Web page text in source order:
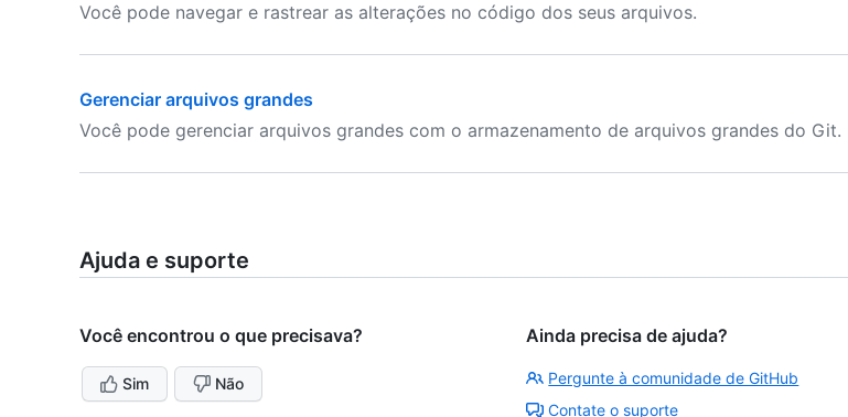
Você pode navegar e rastrear as alterações no código dos seus arquivos.
Gerenciar arquivos grandes
Você pode gerenciar arquivos grandes com o armazenamento de arquivos grandes do Git.
Ajuda e suporte
Você encontrou o que precisava?
Sim Não
Ainda precisa de ajuda?
Pergunte à comunidade de GitHub
Contate o suporte